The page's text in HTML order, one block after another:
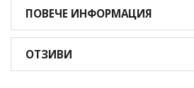
ПОВЕЧЕ ИНФОРМАЦИЯ
ОТЗИВИ